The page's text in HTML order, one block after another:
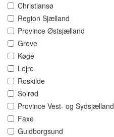
Christiansø
Region Sjælland
Province Østsjælland
Greve
Køge
Lejre
Roskilde
Solrød
Province Vest- og Sydsjælland
Faxe
Guldborgsund